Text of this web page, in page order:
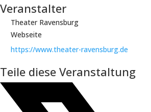
Veranstalter
Theater Ravensburg
Webseite
https://www.theater-ravensburg.de
Teile diese Veranstaltung